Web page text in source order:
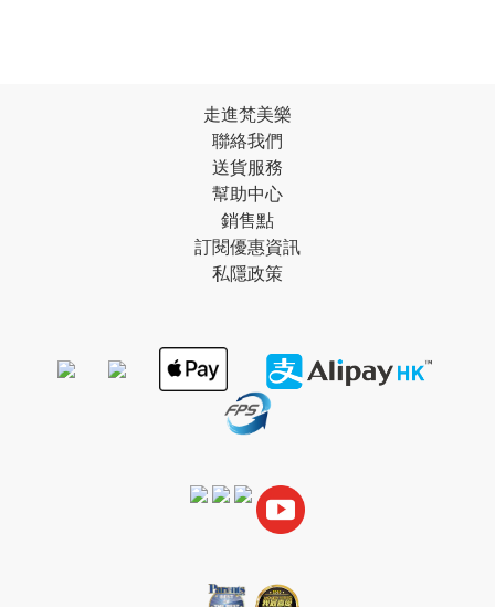
走進梵美樂
聯絡我們
送貨服務
幫助中心
銷售點
訂閱優惠資訊
私隱政策